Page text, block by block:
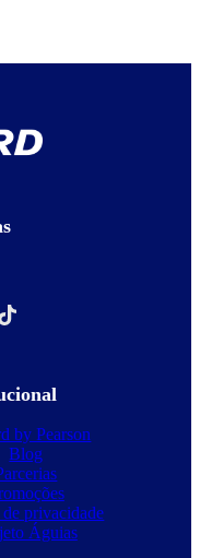
by Pearson
Blog
privacidade
Águias